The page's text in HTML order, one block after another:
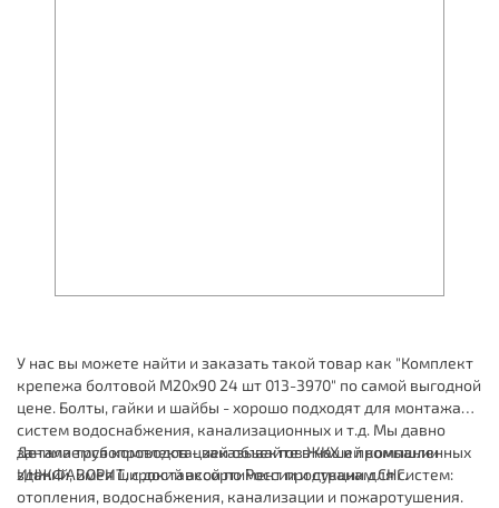
У нас вы можете найти и заказать такой товар как "Комплект
крепежа болтовой М20х90 24 шт 013-3970" по самой выгодной
цене. Болты, гайки и шайбы - хорошо подходят для монтажа
систем водоснабжения, канализационных и т.д. Мы давно
занимаемся комплектацией объектов ЖКХ и промышленных
зданий, имея широкий ассортимент продукции для систем:
отопления, водоснабжения, канализации и пожаротушения.
Детали трубопроводов - заказывайте в нашей компании
ИНЖФАВОРИТ, с доставкой по России и странам СНГ.